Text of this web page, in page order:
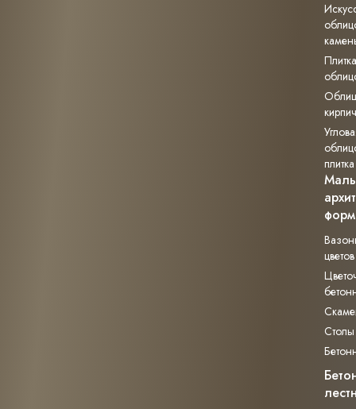
Плитка
кирпич
плитка
цветов
Столы